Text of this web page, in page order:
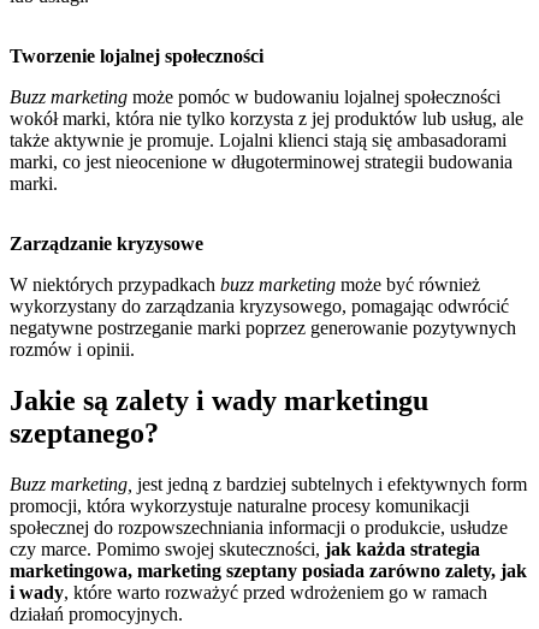
Tworzenie lojalnej społeczności
Buzz marketing może pomóc w budowaniu lojalnej społeczności
wokół marki, która nie tylko korzysta z jej produktów lub usług, ale
także aktywnie je promuje. Lojalni klienci stają się ambasadorami
marki, co jest nieocenione w długoterminowej strategii budowania
marki.
Zarządzanie kryzysowe
W niektórych przypadkach buzz marketing może być również
wykorzystany do zarządzania kryzysowego, pomagając odwrócić
negatywne postrzeganie marki poprzez generowanie pozytywnych
rozmów i opinii.
Jakie są zalety i wady marketingu
szeptanego?
Buzz marketing, jest jedną z bardziej subtelnych i efektywnych form
promocji, która wykorzystuje naturalne procesy komunikacji
społecznej do rozpowszechniania informacji o produkcie, usłudze
czy marce. Pomimo swojej skuteczności, jak każda strategia
marketingowa, marketing szeptany posiada zarówno zalety, jak
i wady, które warto rozważyć przed wdrożeniem go w ramach
działań promocyjnych.